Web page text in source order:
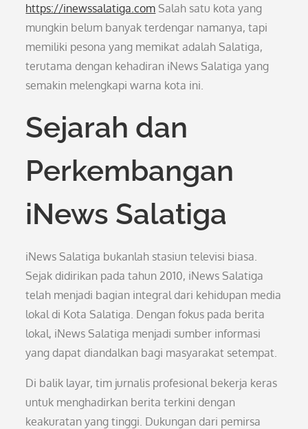
https://inewssalatiga.com Salah satu kota yang
mungkin belum banyak terdengar namanya, tapi
memiliki pesona yang memikat adalah Salatiga,
terutama dengan kehadiran iNews Salatiga yang
semakin melengkapi warna kota ini.
Sejarah dan
Perkembangan
iNews Salatiga
iNews Salatiga bukanlah stasiun televisi biasa.
Sejak didirikan pada tahun 2010, iNews Salatiga
telah menjadi bagian integral dari kehidupan media
lokal di Kota Salatiga. Dengan fokus pada berita
lokal, iNews Salatiga menjadi sumber informasi
yang dapat diandalkan bagi masyarakat setempat.
Di balik layar, tim jurnalis profesional bekerja keras
untuk menghadirkan berita terkini dengan
keakuratan yang tinggi. Dukungan dari pemirsa